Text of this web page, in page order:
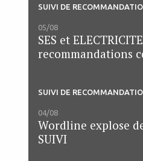
SUIVI DE
05/08
SES et
recommandations
SUIVI DE
04/08
Wordline explose
SUIVI